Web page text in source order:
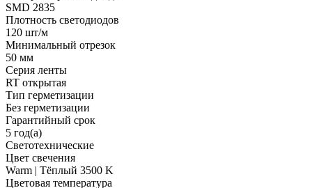
SMD 2835
Плотность светодиодов
120 шт/м
Минимальный отрезок
50 мм
Серия ленты
RT открытая
Тип герметизации
Без герметизации
Гарантийный срок
5 год(а)
Светотехнические
Цвет свечения
Warm | Тёплый 3500 K
Цветовая температура